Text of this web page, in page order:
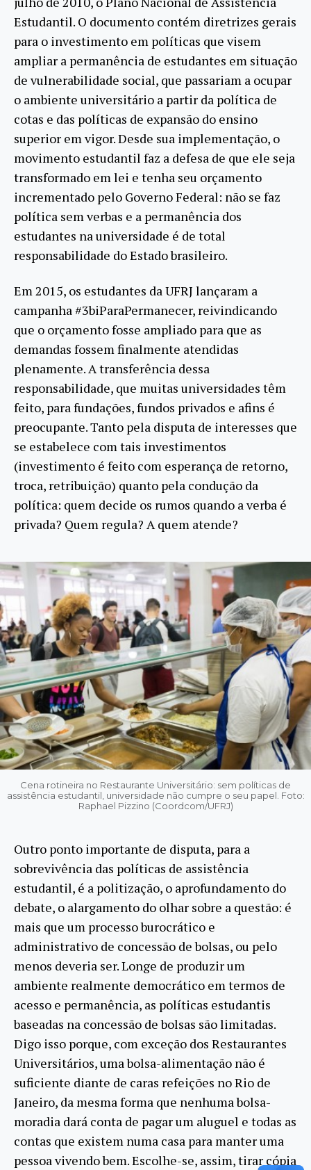
Estudantil. O documento contém diretrizes gerais
para o investimento em políticas que visem
ampliar a permanência de estudantes em situação
de vulnerabilidade social, que passariam a ocupar
o ambiente universitário a partir da política de
cotas e das políticas de expansão do ensino
superior em vigor. Desde sua implementação, o
movimento estudantil faz a defesa de que ele seja
transformado em lei e tenha seu orçamento
incrementado pelo Governo Federal: não se faz
política sem verbas e a permanência dos
estudantes na universidade é de total
responsabilidade do Estado brasileiro.
Em 2015, os estudantes da UFRJ lançaram a
campanha #3biParaPermanecer, reivindicando
que o orçamento fosse ampliado para que as
demandas fossem finalmente atendidas
plenamente. A transferência dessa
responsabilidade, que muitas universidades têm
feito, para fundações, fundos privados e afins é
preocupante. Tanto pela disputa de interesses que
se estabelece com tais investimentos
(investimento é feito com esperança de retorno,
troca, retribuição) quanto pela condução da
política: quem decide os rumos quando a verba é
privada? Quem regula? A quem atende?
Cena rotineira no Restaurante Universitário: sem políticas de
assistência estudantil, universidade não cumpre o seu papel. Foto:
Raphael Pizzino (Coordcom/UFRJ)
Outro ponto importante de disputa, para a
sobrevivência das políticas de assistência
estudantil, é a politização, o aprofundamento do
debate, o alargamento do olhar sobre a questão: é
mais que um processo burocrático e
administrativo de concessão de bolsas, ou pelo
menos deveria ser. Longe de produzir um
ambiente realmente democrático em termos de
acesso e permanência, as políticas estudantis
baseadas na concessão de bolsas são limitadas.
Digo isso porque, com exceção dos Restaurantes
Universitários, uma bolsa-alimentação não é
suficiente diante de caras refeições no Rio de
Janeiro, da mesma forma que nenhuma bolsa-
moradia dará conta de pagar um aluguel e todas as
contas que existem numa casa para manter uma
pessoa vivendo bem. Escolhe-se, assim, tirar cópia